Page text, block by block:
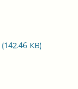
(142.46 KB)